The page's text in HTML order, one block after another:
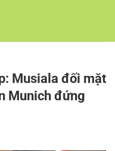
Musiala đối mặt
Munich đứng